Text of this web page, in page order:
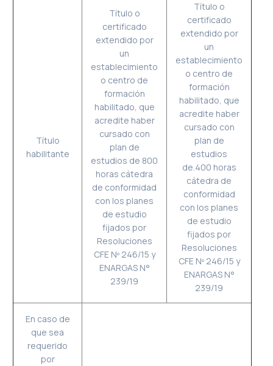
Título
habilitante
Título o
certificado
extendido por
un
establecimiento
o centro de
formación
habilitado, que
acredite haber
cursado con
plan de
estudios de 800
horas cátedra
de conformidad
con los planes
de estudio
fijados por
Resoluciones
CFE Nº 246/15 y
ENARGAS N°
239/19
Título o
certificado
extendido por
un
establecimiento
o centro de
formación
habilitado, que
acredite haber
cursado con
plan de
estudios
de.400 horas
cátedra de
conformidad
con los planes
de estudio
fijados por
Resoluciones
CFE Nº 246/15 y
ENARGAS N°
239/19
En caso de
que sea
requerido
por